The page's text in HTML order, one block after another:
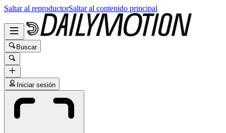
Saltar al reproductorSaltar al contenido principal
Buscar
Iniciar sesión